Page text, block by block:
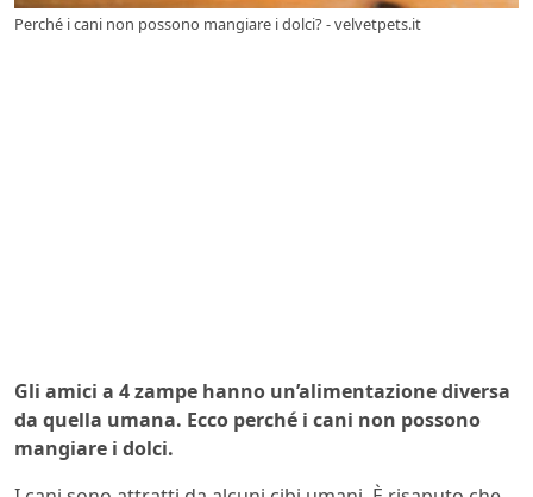
Perché i cani non possono mangiare i dolci? - velvetpets.it
Gli amici a 4 zampe hanno un’alimentazione diversa
da quella umana. Ecco perché i cani non possono
mangiare i dolci.